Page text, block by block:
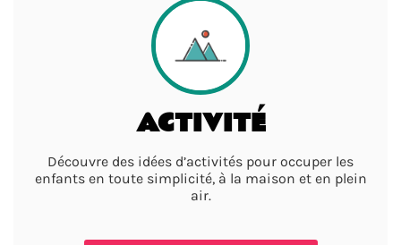
ACTIVITÉ
Découvre des idées d’activités pour occuper les
enfants en toute simplicité, à la maison et en plein
air.